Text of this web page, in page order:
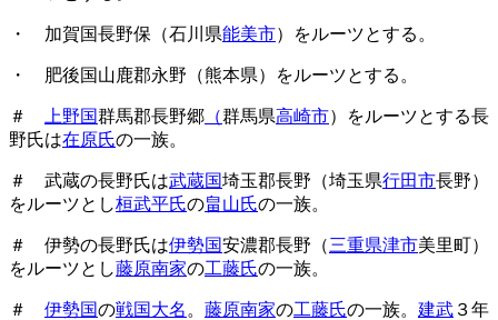
・ 加賀国長野保（石川県能美市）をルーツとする。
・ 肥後国山鹿郡永野（熊本県）をルーツとする。
＃ 上野国群馬郡長野郷 （群馬県高崎市）をルーツとする長
野氏は在原氏の一族。
＃ 武蔵の長野氏は武蔵国埼玉郡長野（埼玉県行田市長野）
をルーツとし桓武平氏の畠山氏の一族。
＃ 伊勢の長野氏は伊勢国安濃郡長野（三重県津市美里町）
をルーツとし藤原南家の工藤氏の一族。
＃ 伊勢国の戦国大名 。 藤原南家の工藤氏の一族。 建武 ３年